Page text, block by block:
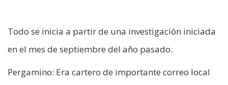
Todo se inicia a partir de una investigación iniciada
en el mes de septiembre del año pasado.
Pergamino: Era cartero de importante correo local